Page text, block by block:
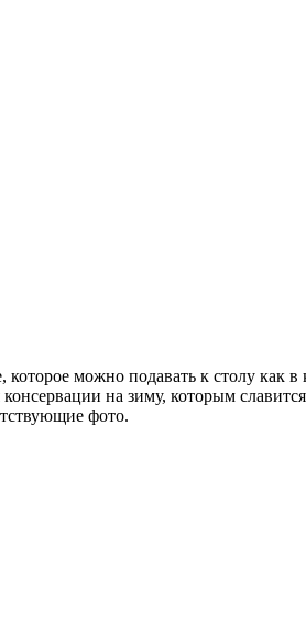
можно подавать к столу как в
на зиму, которым
фото.